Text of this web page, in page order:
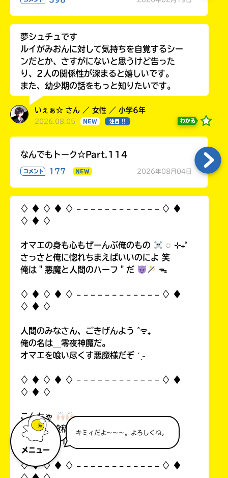
メニュー
キミィだよ～～～。よろしくね。
夢シュチュです
ルイがみおんに対して気持ちを自覚するシー
ンだとか、さすがにないと思うけど告った
り、2人の関係性が深まると嬉しいです。
また、幼少期の話をもっと知りたいです。
いぇぁ☆ さん ／ 女性 ／ 小学6年
2026.08.05 NEW 注目 !! わかる
なんでもトーク☆Part.114
コメント 177 NEW 2026年08月04日
♢ ♦︎ ♢ ♦︎ ♢ 𓐄 𓐄 𓐄 𓐄 𓐄 𓐄 𓐄 𓐄 𓐄 𓐄 𓐄 𓐄 ♢ ♦︎
♢ ♦︎ ♢
オマエの身も心もぜーんぶ俺のもの
◌ ⊹₊˚
さっさと俺に惚れちまえばいいのによ 笑
俺は＂悪魔と人間のハーフ＂だ
ᯓ
♢ ♦︎ ♢ ♦︎ ♢ 𓐄 𓐄 𓐄 𓐄 𓐄 𓐄 𓐄 𓐄 𓐄 𓐄 𓐄 𓐄 ♢ ♦︎
♢ ♦︎ ♢
人間のみなさん、ごきげんよう ˚ᯤ₊
俺の名は＿零夜神魔だ。
オマエを喰い尽くす悪魔様だぞ ˊˎ˗
♢ ♦︎ ♢ ♦︎ ♢ 𓐄 𓐄 𓐄 𓐄 𓐄 𓐄 𓐄 𓐄 𓐄 𓐄 𓐄 𓐄 ♢ ♦︎
♢ ♦︎ ♢
こんちゃ
自分の初投稿を見て俺思ったんすよ…！
中1なのにイタいって！((
♢ ♦︎ ♢ ♦︎ ♢ 𓐄 𓐄 𓐄 𓐄 𓐄 𓐄 𓐄 𓐄 𓐄 𓐄 𓐄 𓐄 ♢ ♦︎